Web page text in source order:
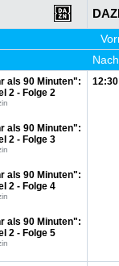
als 90 Minuten":
2 - Folge 2
als 90 Minuten":
2 - Folge 3
als 90 Minuten":
2 - Folge 4
als 90 Minuten":
2 - Folge 5
12:30